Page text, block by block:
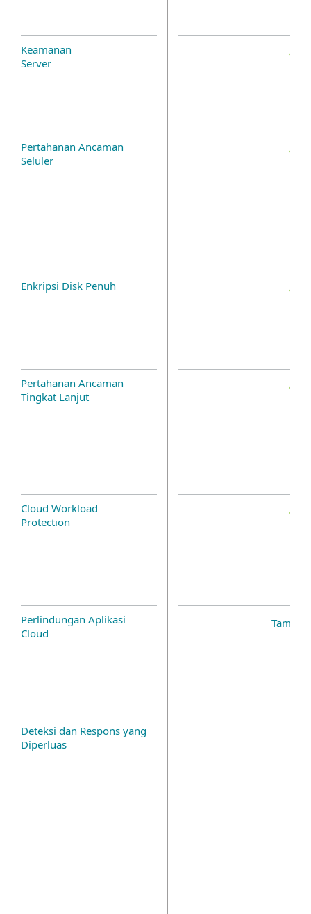
Keamanan
Server
Pertahanan Ancaman
Seluler
Enkripsi Disk Penuh
Pertahanan Ancaman
Tingkat Lanjut
Cloud Workload
Protection
Perlindungan Aplikasi
Cloud
Deteksi dan Respons yang
Diperluas